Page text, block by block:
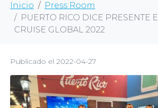
Inicio
Press Room
PUERTO RICO DICE PRESENTE
CRUISE GLOBAL 2022
Publicado el 2022-04-27